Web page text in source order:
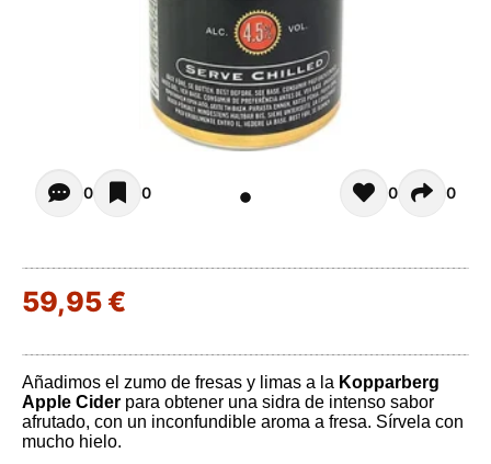
Opiniones - Pour le moment il n'y a aucun
0 0 0 0
59,95 €
Añadimos el zumo de fresas y limas a la Kopparberg
Apple Cider para obtener una sidra de intenso sabor
afrutado, con un inconfundible aroma a fresa. Sírvela con
mucho hielo.